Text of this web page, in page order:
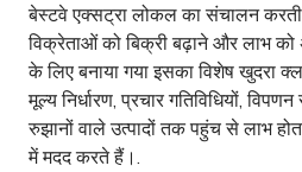
बेस्टवे एक्सट्रा लोकल का संचालन
विक्रेताओं को बिक्री बढ़ाने और लाभ
के लिए बनाया गया इसका विशेष खुदरा
मूल्य निर्धारण, प्रचार गतिविधियों,
रुझानों वाले उत्पादों तक पहुंच से लाभ
में मदद करते हैं।.